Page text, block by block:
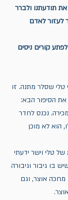
תודעתנו ולברר
לעזור לאדם
קורים ניסים
י טלי שסלר מתנה. זו
הסיפור הבא:
נכנס לחדר
הוא לא מוכן
טלי וישר ידעתי
בו גיבור וגיבורה
אוצר, וגם